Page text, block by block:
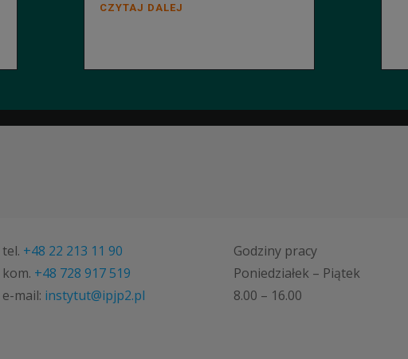
CZYTAJ DALEJ
tel. +48 22 213 11 90
kom. +48 728 917 519
e-mail: instytut@ipjp2.pl
Godziny pracy
Poniedziałek – Piątek
8.00 – 16.00